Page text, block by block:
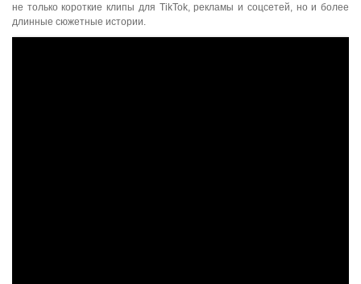
не только короткие клипы для TikTok, рекламы и соцсетей, но и более
длинные сюжетные истории.